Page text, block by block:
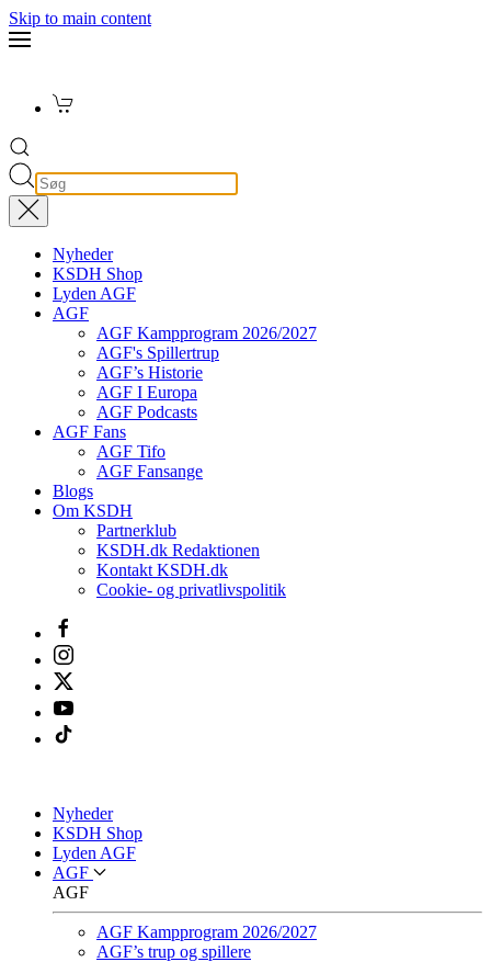
Skip to main content
Nyheder
KSDH Shop
Lyden AGF
AGF
AGF Kampprogram 2026/2027
AGF's Spillertrup
AGF’s Historie
AGF I Europa
AGF Podcasts
AGF Fans
AGF Tifo
AGF Fansange
Blogs
Om KSDH
Partnerklub
KSDH.dk Redaktionen
Kontakt KSDH.dk
Cookie- og privatlivspolitik
Nyheder
KSDH Shop
Lyden AGF
AGF
AGF
AGF Kampprogram 2026/2027
AGF’s trup og spillere